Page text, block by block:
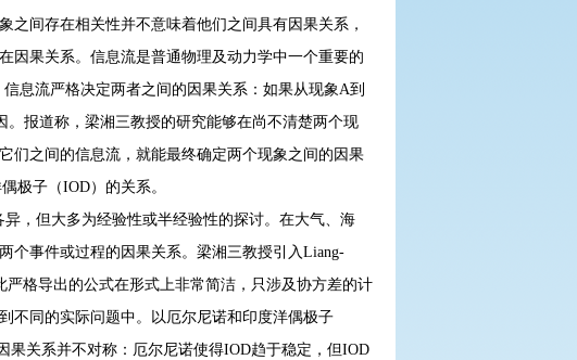
间存在相关性并不意味着他们之间具有因果关系，
因果关系。信息流是普通物理及动力学中一个重要的
息流严格决定两者之间的因果关系：如果从现象A到
报道称，梁湘三教授的研究能够在尚不清楚两个现
们之间的信息流，就能最终确定两个现象之间的因果
极子（IOD）的关系。
，但大多为经验性或半经验性的探讨。在大气、海
个事件或过程的因果关系。梁湘三教授引入Liang-
格导出的公式在形式上非常简洁，只涉及协方差的计
不同的实际问题中。以厄尔尼诺和印度洋偶极子
果关系并不对称：厄尔尼诺使得IOD趋于稳定，但IOD